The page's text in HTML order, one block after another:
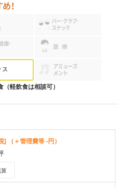
軽飲食は相談可）
] （＋管理費等 -円）
算